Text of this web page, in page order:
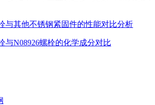
与其他不锈钢紧固件的性能对比分析
与N08926螺栓的化学成分对比